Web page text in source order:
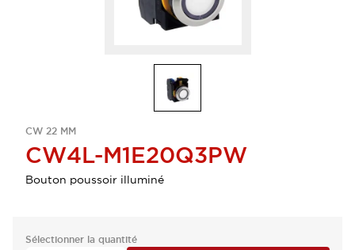
CW 22 MM
CW4L-M1E20Q3PW
Bouton poussoir illuminé
Sélectionner la quantité